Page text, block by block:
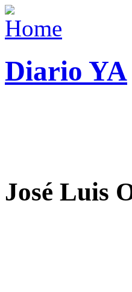
Diario YA
José Luis